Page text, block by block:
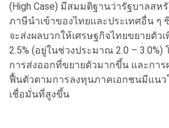
(High Case) มีสมมติฐานว่ารัฐบาลสห
ภาษีนำเข้าของไทยและประเทศอื่น ๆ
จะส่งผลบวกให้เศรษฐกิจไทยขยายตั
2.5% (อยู่ในช่วงประมาณ 2.0 –
การส่งออกที่ขยายตัวมากขึ้น และกา
ฟื้นตัวตามการลงทุนภาคเอกชนมีแน
เชื่อมั่นที่สูงขึ้น